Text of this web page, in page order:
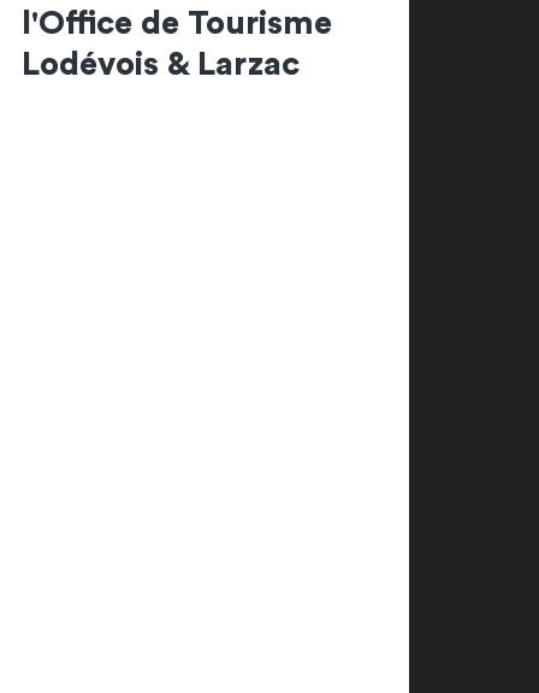
l'Office de Tourisme
Lodévois & Larzac